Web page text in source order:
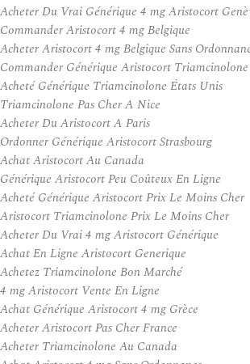
Acheter Du Vrai Générique 4 mg Aristocort
Commander Aristocort 4 mg Belgique
Acheter Aristocort 4 mg Belgique Sans
Commander Générique Aristocort
Acheté Générique Triamcinolone États Unis
Triamcinolone Pas Cher A Nice
Acheter Du Aristocort A Paris
Ordonner Générique Aristocort Strasbourg
Achat Aristocort Au Canada
Générique Aristocort Peu Coûteux En Ligne
Acheté Générique Aristocort Prix Le Moins Cher
Aristocort Triamcinolone Prix Le Moins Cher
Acheter Du Vrai 4 mg Aristocort Générique
Achat En Ligne Aristocort Generique
Achetez Triamcinolone Bon Marché
4 mg Aristocort Vente En Ligne
Achat Générique Aristocort 4 mg Grèce
Acheter Aristocort Pas Cher France
Acheter Triamcinolone Au Canada